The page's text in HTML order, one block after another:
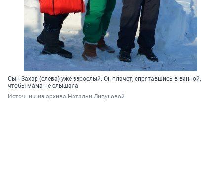
Сын Захар (слева) уже взрослый. Он плачет, спрятавшись в ванной,
чтобы мама не слышала
Источник: из архива Натальи Липуновой